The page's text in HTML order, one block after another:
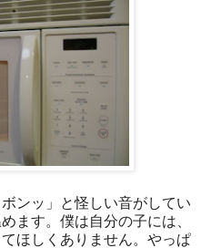
ンッ」と怪しい音がしてい
ます。僕は自分の子には、
ほしくありません。やっぱ